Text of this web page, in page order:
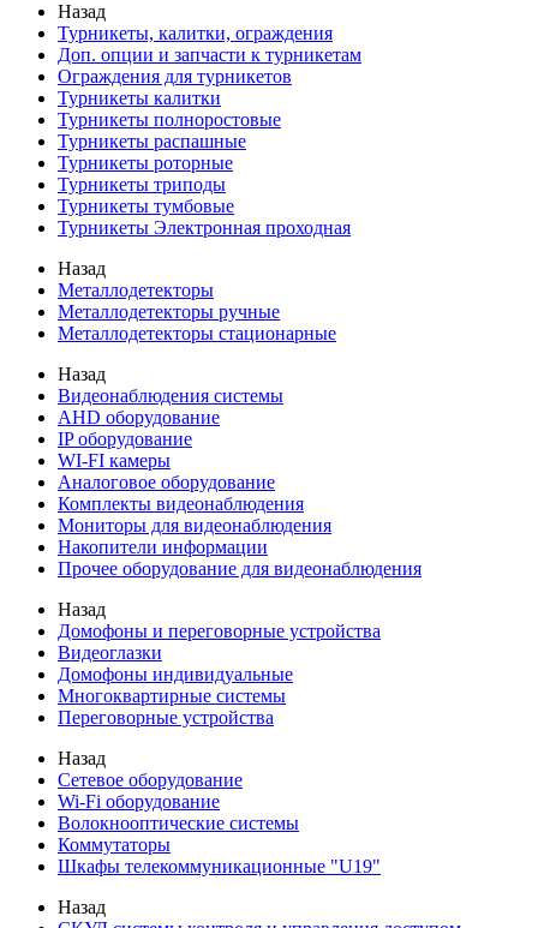
Назад
Турникеты, калитки, ограждения
Доп. опции и запчасти к турникетам
Ограждения для турникетов
Турникеты калитки
Турникеты полноростовые
Турникеты распашные
Турникеты роторные
Турникеты триподы
Турникеты тумбовые
Турникеты Электронная проходная
Назад
Металлодетекторы
Металлодетекторы ручные
Металлодетекторы стационарные
Назад
Видеонаблюдения cистемы
AHD оборудование
IP оборудование
WI-FI камеры
Аналоговое оборудование
Комплекты видеонаблюдения
Мониторы для видеонаблюдения
Накопители информации
Прочее оборудование для видеонаблюдения
Назад
Домофоны и переговорные устройства
Видеоглазки
Домофоны индивидуальные
Многоквартирные системы
Переговорные устройства
Назад
Сетевое оборудование
Wi-Fi оборудование
Волокнооптические системы
Коммутаторы
Шкафы телекоммуникационные "U19"
Назад